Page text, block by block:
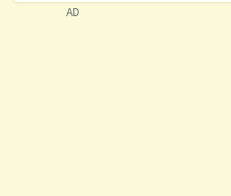
AD